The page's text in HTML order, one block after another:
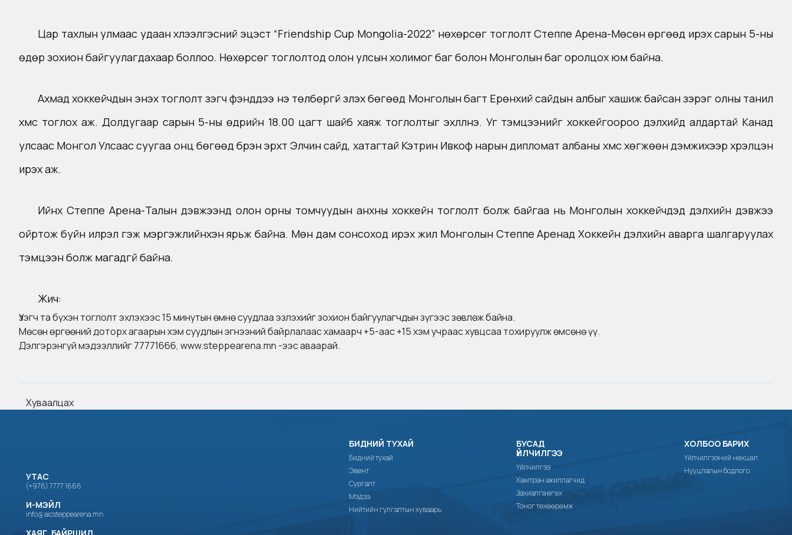
Цар тахлын улмаас удаан хүлээлгэсний эцэст “Friendship Cup Mongolia-2022” нөхөрсөг тоглолт Степпе Арена-Мөсөн өргөөд ирэх сарын 5-ны
өдөр зохион байгуулагдахаар боллоо. Нөхөрсөг тоглолтод олон улсын холимог баг болон Монголын баг оролцох юм байна.
Ахмад хоккейчдын энэхүү тоглолт үзэгч фэнүүддээ үнэ төлбөргүй үзүүлэх бөгөөд Монголын багт Ерөнхий сайдын албыг хашиж байсан зэрэг олны танил
хүмүүс тоглох аж. Долдугаар сарын 5-ны өдрийн 18.00 цагт шайб хаяж тоглолтыг эхлүүлнэ. Уг тэмцээнийг хоккейгоороо дэлхийд алдартай Канад
улсаас Монгол Улсаас суугаа онц бөгөөд бүрэн эрхт Элчин сайд, хатагтай Кэтрин Ивкоф нарын дипломат албаны хүмүүс хөгжөөн дэмжихээр хүрэлцэн
ирэх аж.
Ийнхүү Степпе Арена-Талын дэвжээнд олон орны томчуудын анхны хоккейн тоглолт болж байгаа нь Монголын хоккейчдэд дэлхийн дэвжээ
ойртож буйн илрэл гэж мэргэжлийнхэн ярьж байна. Мөн дам сонсоход ирэх жил Монголын Степпе Аренад Хоккейн дэлхийн аварга шалгаруулах
тэмцээн болж магадгүй байна.
Жич:
Үзэгч та бүхэн тоглолт эхлэхээс 15 минутын өмнө суудлаа эзлэхийг зохион байгуулагчдын зүгээс зөвлөж байна.
Мөсөн өргөөний доторх агаарын хэм суудлын эгнээний байрлалаас хамаарч +5-аас +15 хэм учраас хувцсаа тохируулж өмсөнө үү.
Дэлгэрэнгүй мэдээллийг 77771666, www.steppearena.mn -ээс аваарай.
Хуваалцах
УТАС
(+976) 7777 1666
И-МЭЙЛ
info@aicsteppearena.mn
БИДНИЙ ТУХАЙ
Бидний тухай
Эвент
Сургалт
Мэдээ
Нийтийн гулгалтын хуваарь
БУСАД
ҮЙЛЧИЛГЭЭ
Үйлчилгээ
Хамтран ажиллагчид
Захиалга өгөх
Тоног төхөөрөмж
ХОЛБОО БАРИХ
Үйлчилгээний нөхцөл
Нууцлалын бодлого